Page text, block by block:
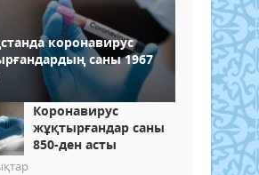
коронавирус
саны 1967
Коронавирус
жұқтырғандар саны
850-ден асты